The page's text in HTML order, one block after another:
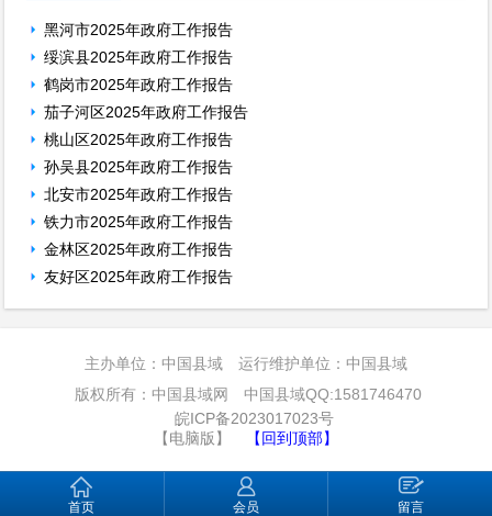
黑河市2025年政府工作报告
绥滨县2025年政府工作报告
鹤岗市2025年政府工作报告
茄子河区2025年政府工作报告
桃山区2025年政府工作报告
孙吴县2025年政府工作报告
北安市2025年政府工作报告
铁力市2025年政府工作报告
金林区2025年政府工作报告
友好区2025年政府工作报告
主办单位：中国县域 运行维护单位：中国县域
版权所有：中国县域网 中国县域QQ:1581746470
皖ICP备2023017023号
【电脑版】
【回到顶部】
首页 会员 留言